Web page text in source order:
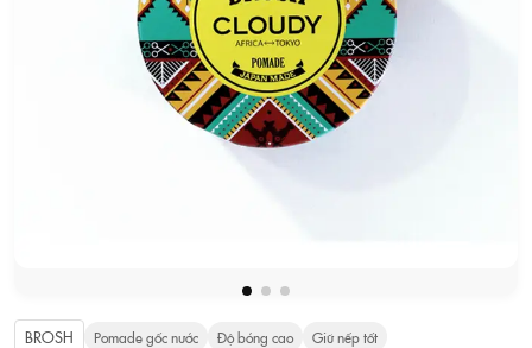
BROSH Pomade gốc nước Độ bóng cao Giữ nếp tốt